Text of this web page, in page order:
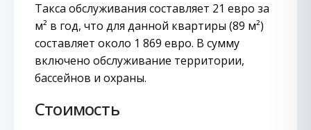
Такса обслуживания составляет 21 евро за
м² в год, что для данной квартиры (89 м²)
составляет около 1 869 евро. В сумму
включено обслуживание территории,
бассейнов и охраны.
Стоимость